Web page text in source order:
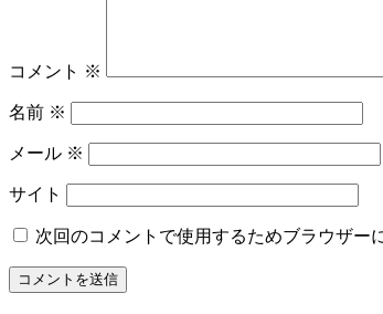
コメント ※
名前 ※
メール ※
サイト
次回のコメントで使用するためブラウザー